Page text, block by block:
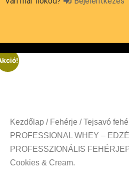
Kezdőlap / Fehérje /Tejsavó
PROFESSIONAL WHEY –
PROFESSZIONÁLIS
Cookies & Cream.